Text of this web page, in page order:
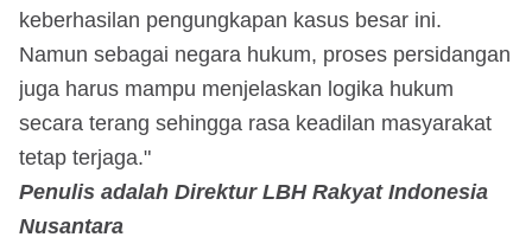
keberhasilan pengungkapan kasus besar ini.
Namun sebagai negara hukum, proses persidangan
juga harus mampu menjelaskan logika hukum
secara terang sehingga rasa keadilan masyarakat
tetap terjaga."
Penulis adalah Direktur LBH Rakyat Indonesia
Nusantara